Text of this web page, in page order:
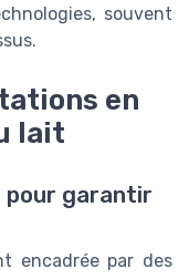
souvent
en
lait
pour garantir
encadrée par des